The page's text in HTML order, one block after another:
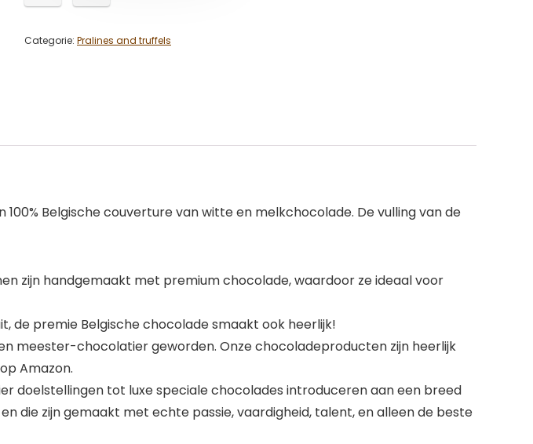
Categorie: Pralines and truffels
Belgische couverture van witte en melkchocolade. De vulling van de
zijn handgemaakt met premium chocolade, waardoor ze ideaal voor
de premie Belgische chocolade smaakt ook heerlijk!
meester-chocolatier geworden. Onze chocoladeproducten zijn heerlijk
Amazon.
doelstellingen tot luxe speciale chocolades introduceren aan een breed
die zijn gemaakt met echte passie, vaardigheid, talent, en alleen de beste